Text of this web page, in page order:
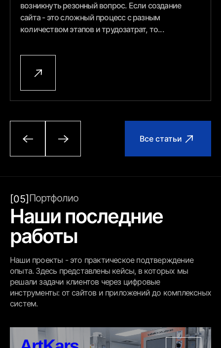
возникнуть резонный вопрос. Если создание
сайта - это сложный процесс с разным
количеством этапов и трудозатрат, то...
Все статьи
[05]Портфолио
Наши последние
работы
Наши проекты - это практическое подтверждение
опыта. Здесь представлены кейсы, в которых мы
решали задачи клиентов через цифровые
инструменты: от сайтов и приложений до комплексных
систем.